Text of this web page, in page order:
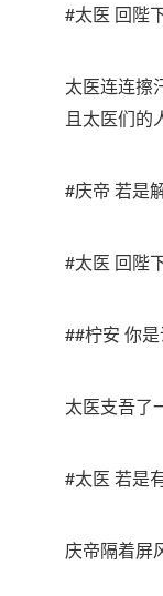
#太医 回陛
太医连连擦
且太医们的
#庆帝 若是
#太医 回陛
##柠安 你
太医支吾了
#太医 若是
庆帝隔着屏